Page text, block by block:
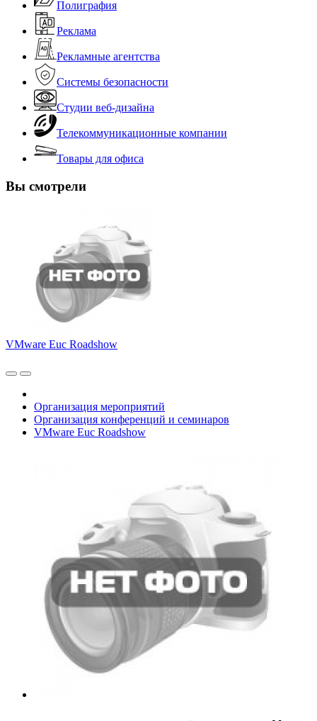
Полиграфия
Реклама
Рекламные агентства
Системы безопасности
Студии веб-дизайна
Телекоммуникационные компании
Товары для офиса
Вы смотрели
VMware Euc Roadshow
Организация мероприятий
Организация конференций и семинаров
VMware Euc Roadshow